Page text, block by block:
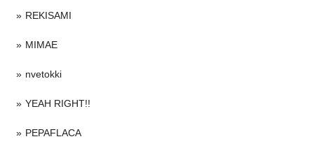
REKISAMI
MIMAE
nvetokki
YEAH RIGHT!!
PEPAFLACA